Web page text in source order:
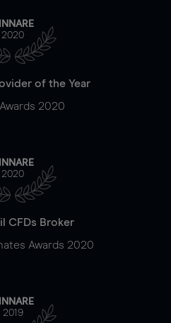
2020
of the Year
2020
2020
CFDs Broker
Awards 2020
2019